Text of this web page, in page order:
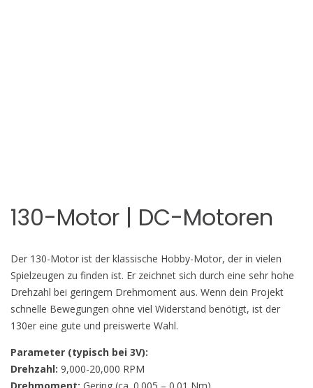
130-Motor | DC-Motoren
Der 130-Motor ist der klassische Hobby-Motor, der in vielen
Spielzeugen zu finden ist. Er zeichnet sich durch eine sehr hohe
Drehzahl bei geringem Drehmoment aus. Wenn dein Projekt
schnelle Bewegungen ohne viel Widerstand benötigt, ist der
130er eine gute und preiswerte Wahl.
Parameter (typisch bei 3V):
Drehzahl: 9,000-20,000 RPM